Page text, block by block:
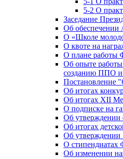
5-2 О
Заседание
Об обеспечении
О «Школе
О квоте на
О плане работы
Об опыте работы
созданию ППО и
Постановление
Об итогах
Об итогах XII
О подписке на
Об утверждении
Об итогах
Об утверждении
О
Об изменении